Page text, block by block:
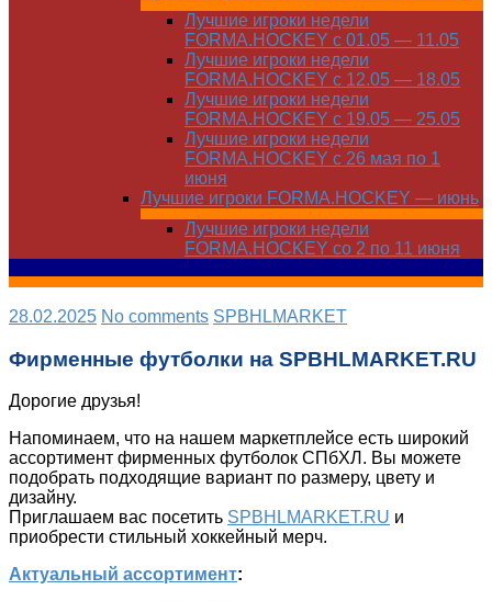
Лучшие игроки недели
FORMA.HOCKEY с 01.05 — 11.05
Лучшие игроки недели
FORMA.HOCKEY с 12.05 — 18.05
Лучшие игроки недели
FORMA.HOCKEY с 19.05 — 25.05
Лучшие игроки недели
FORMA.HOCKEY с 26 мая по 1
июня
Лучшие игроки FORMA.HOCKEY — июнь
Лучшие игроки недели
FORMA.HOCKEY со 2 по 11 июня
28.02.2025 No comments SPBHLMARKET
Фирменные футболки на SPBHLMARKET.RU
Дорогие друзья!
Напоминаем, что на нашем маркетплейсе есть широкий
ассортимент фирменных футболок СПбХЛ. Вы можете
подобрать подходящие вариант по размеру, цвету и
дизайну.
Приглашаем вас посетить SPBHLMARKET.RU и
приобрести стильный хоккейный мерч.
Актуальный ассортимент: